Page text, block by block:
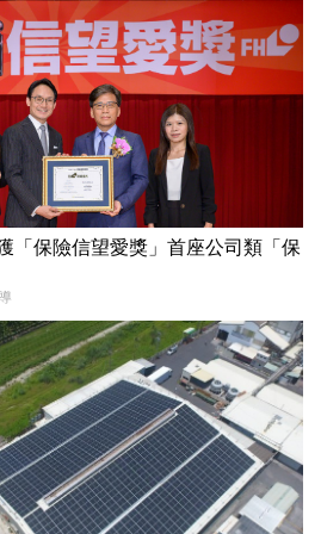
保險信望愛獎」首座公司類「保